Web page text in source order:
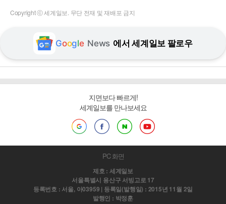
Copyright ⓒ 세계일보. 무단 전재 및 재배포 금지
Google News 에서 세계일보 팔로우
지면보다 빠르게!
세계일보를 만나보세요
PC 화면
제호 : 세계일보
서울특별시 용산구 서빙고로 17
등록번호 : 서울, 아03959 | 등록일(발행일) : 2015년 11월 2일
발행인 : 박정훈